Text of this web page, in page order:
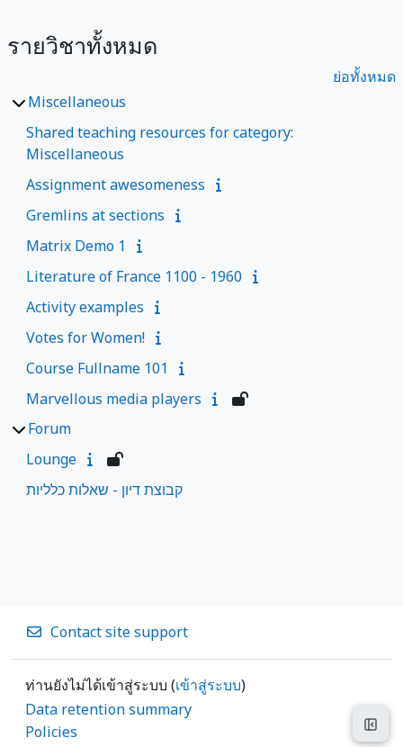
รายวิชาทั้งหมด
ย่อทั้งหมด
Miscellaneous
Shared teaching resources for category:
Miscellaneous
Assignment awesomeness
Gremlins at sections
Matrix Demo 1
Literature of France 1100 - 1960
Activity examples
Votes for Women!
Course Fullname 101
Marvellous media players
Forum
Lounge
קבוצת דיון - שאלות כלליות
Contact site support
ท่านยังไม่ได้เข้าสู่ระบบ (เข้าสู่ระบบ)
Data retention summary
Policies